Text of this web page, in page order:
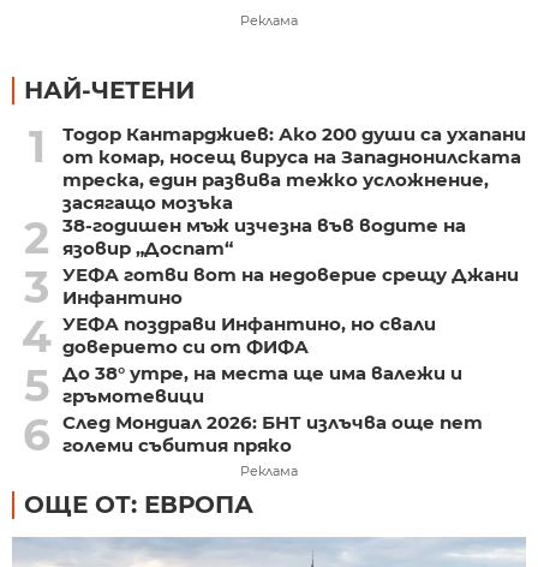
Реклама
НАЙ-ЧЕТЕНИ
1
Тодор Кантарджиев: Ако 200 души са ухапани
от комар, носещ вируса на Западнонилската
треска, един развива тежко усложнение,
засягащо мозъка
2
38-годишен мъж изчезна във водите на
язовир „Доспат“
3
УЕФА готви вот на недоверие срещу Джани
Инфантино
4 УЕФА поздрави Инфантино, но свали
доверието си от ФИФА
5 До 38° утре, на места ще има валежи и
гръмотевици
6 След Мондиал 2026: БНТ излъчва още пет
големи събития пряко
Реклама
ОЩЕ ОТ: ЕВРОПА